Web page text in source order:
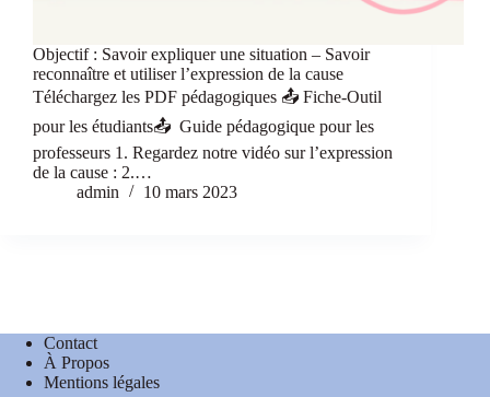
Objectif : Savoir expliquer une situation – Savoir
reconnaître et utiliser l’expression de la cause
Téléchargez les PDF pédagogiques 📤 Fiche-Outil
pour les étudiants📤 Guide pédagogique pour les
professeurs 1. Regardez notre vidéo sur l’expression
de la cause : 2.…
admin
10 mars 2023
Contact
À Propos
Mentions légales